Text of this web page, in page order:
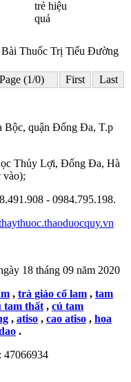
Thuốc Trị Tiểu Đường
Page (1/0)
First Last
Bộc, quận Đống Đa, T.p
Thủy Lợi, Đống Đa, Hà
vào);
- 0984.795.198.
18 tháng 09 năm 2020
, trà giảo cổ lam , tam
tam thất , củ tam
, atiso , cao atiso , hoa
.
47066934